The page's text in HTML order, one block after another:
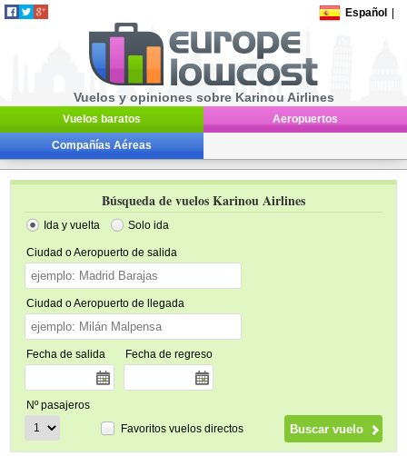
Español
Vuelos y opiniones sobre Karinou Airlines
Vuelos baratos Aeropuertos
Compañías Aéreas
Búsqueda de vuelos Karinou Airlines
Ida y vuelta Solo ida
Ciudad o Aeropuerto de salida
Ciudad o Aeropuerto de llegada
Fecha de salida Fecha de regreso
Nº pasajeros
Favoritos vuelos directos